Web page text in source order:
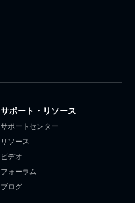
サポート・リソース
サポートセンター
リソース
ビデオ
フォーラム
ブログ